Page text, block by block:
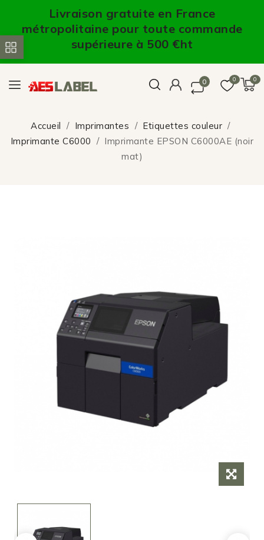
Livraison gratuite en France
métropolitaine pour toute commande
supérieure à 500 €ht
0
0
0
Accueil Imprimantes
Etiquettes couleur
Imprimante C6000
Imprimante EPSON C6000AE (noir
mat)